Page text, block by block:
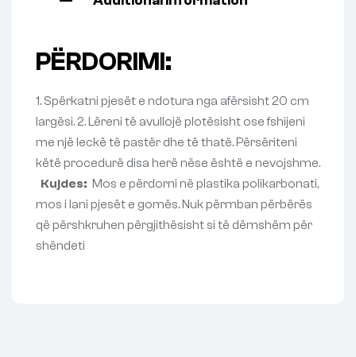
PËRDORIMI:
1. Spërkatni pjesët e ndotura nga afërsisht 20 cm
largësi. 2. Lëreni të avullojë plotësisht ose fshijeni
me një leckë të pastër dhe të thatë. Përsëriteni
këtë procedurë disa herë nëse është e nevojshme.
Kujdes: Mos e përdorni në plastika polikarbonati,
mos i lani pjesët e gomës. Nuk përmban përbërës
që përshkruhen përgjithësisht si të dëmshëm për
shëndeti